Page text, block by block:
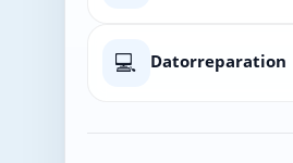
💻 Datorreparation